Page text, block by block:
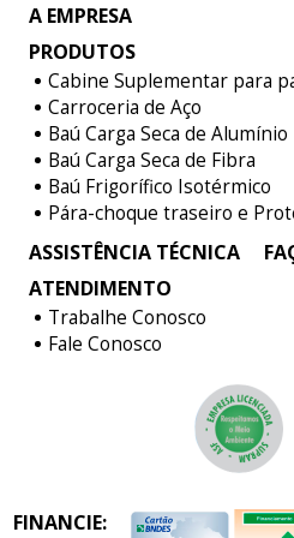
A EMPRESA
PRODUTOS
Cabine Suplementar para
Carroceria de Aço
Baú Carga Seca de Alumínio
Baú Carga Seca de Fibra
Baú Frigorífico Isotérmico
Pára-choque traseiro e
ASSISTÊNCIA TÉCNICA
ATENDIMENTO
Trabalhe Conosco
Fale Conosco
FINANCIE: